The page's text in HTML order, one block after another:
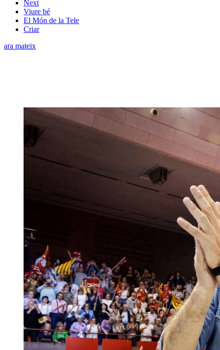
Next
Viure bé
El Món de la Tele
Criar
ara mateix